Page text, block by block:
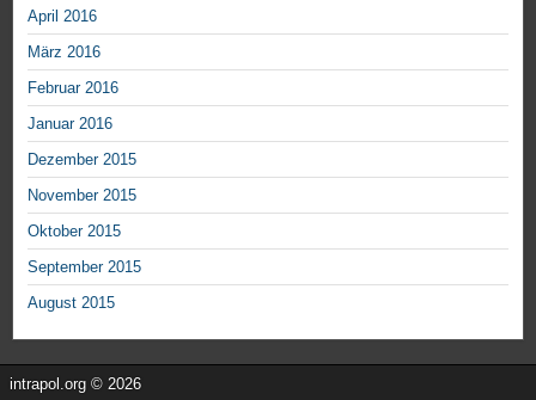
April 2016
März 2016
Februar 2016
Januar 2016
Dezember 2015
November 2015
Oktober 2015
September 2015
August 2015
intrapol.org © 2026